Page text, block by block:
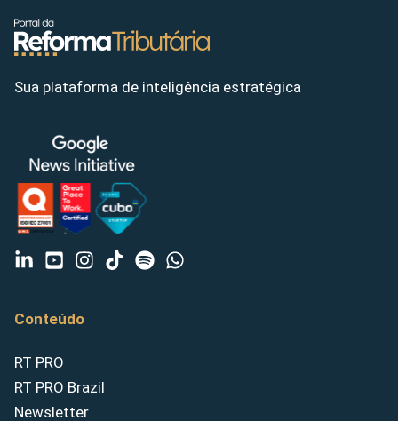
Sua plataforma de inteligência estratégica
Conteúdo
RT PRO
RT PRO Brazil
Newsletter